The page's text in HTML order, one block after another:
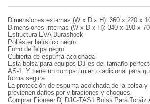
Dimensiones externas (W x D x H): 360 x 220 x
Dimensiones internas (W x D x H): 340 x 190 x
Estructura EVA Durashock
Poliéster balístico negro
Forro de felpa negro
Cubierta de espuma acolchada
Esta bolsa para equipos DJ es del tamaño
AS-1. Y tiene un compartimiento adicional para
forma segura.
La protección de espuma acolchada de la bolsa y
previenen daños por vibraciones y choques.
Comprar Pioneer Dj DJC-TAS1 Bolsa Para Toraiz